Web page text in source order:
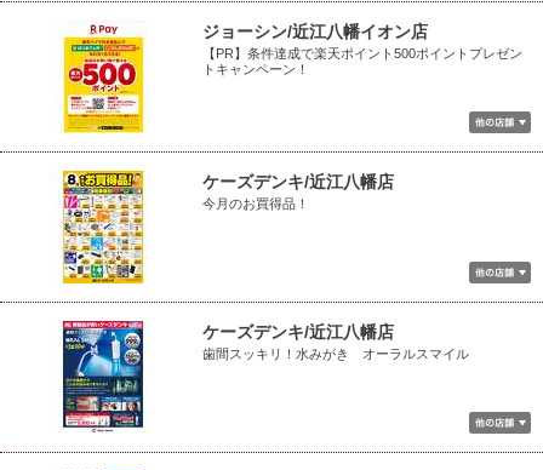
ジョーシン/近江八幡イオン店
【PR】条件達成で楽天ポイント500ポイントプレゼン
トキャンペーン！
ケーズデンキ/近江八幡店
今月のお買得品！
ケーズデンキ/近江八幡店
歯間スッキリ！水みがき オーラルスマイル